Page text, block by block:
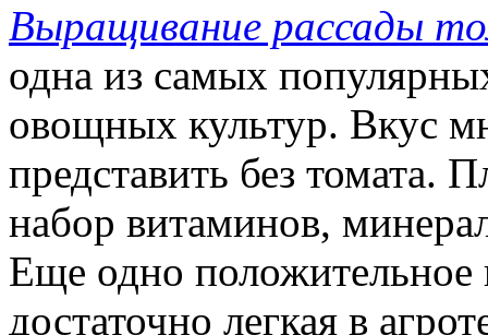
Выращивание рассады
одна из самых
овощных культур. Вкус
представить без томата.
набор витаминов,
Еще одно положительное
достаточно легкая в